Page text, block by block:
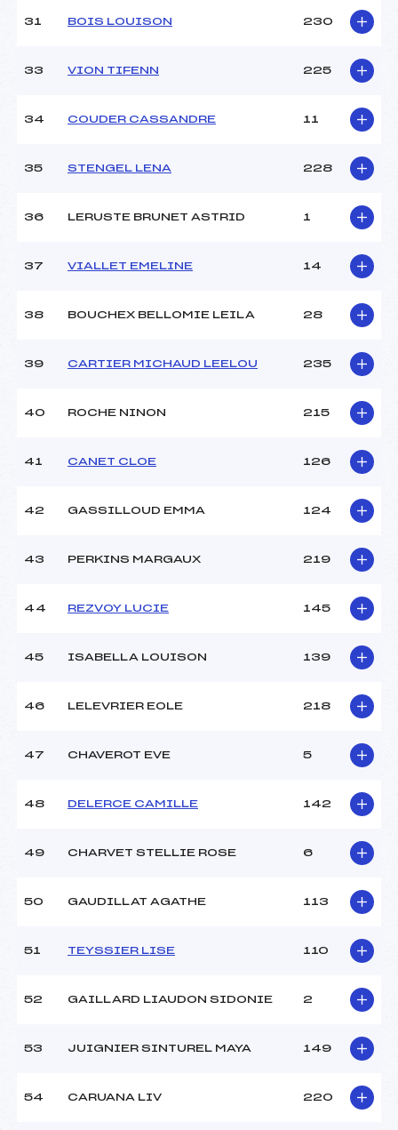
31 BOIS LOUISON 230
33 VION TIFENN 225
34 COUDER CASSANDRE 11
35 STENGEL LENA 228
36 LERUSTE BRUNET ASTRID 1
37 VIALLET EMELINE 14
38 BOUCHEX BELLOMIE LEILA 28
39 CARTIER MICHAUD LEELOU 235
40 ROCHE NINON 215
41 CANET CLOE 126
42 GASSILLOUD EMMA 124
43 PERKINS MARGAUX 219
44 REZVOY LUCIE 145
45 ISABELLA LOUISON 139
46 LELEVRIER EOLE 218
47 CHAVEROT EVE 5
48 DELERCE CAMILLE 142
49 CHARVET STELLIE ROSE 6
50 GAUDILLAT AGATHE 113
51 TEYSSIER LISE 110
52 GAILLARD LIAUDON SIDONIE 2
53 JUIGNIER SINTUREL MAYA 149
54 CARUANA LIV 220